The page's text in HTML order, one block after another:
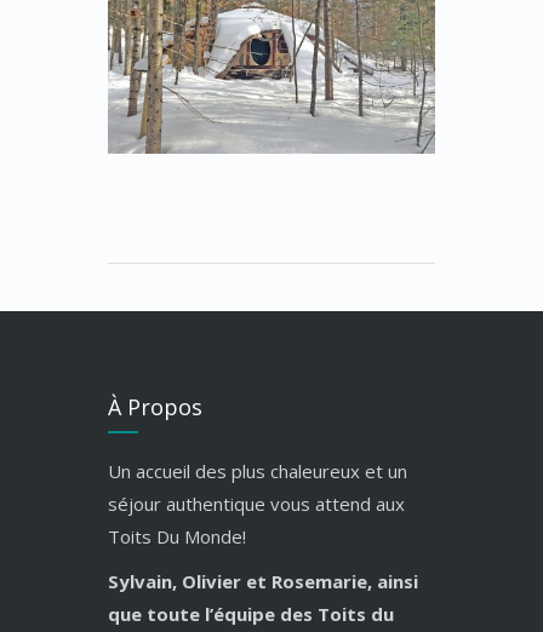
À Propos
Un accueil des plus chaleureux et un
séjour authentique vous attend aux
Toits Du Monde!
Sylvain, Olivier et Rosemarie, ainsi
que toute l’équipe des Toits du